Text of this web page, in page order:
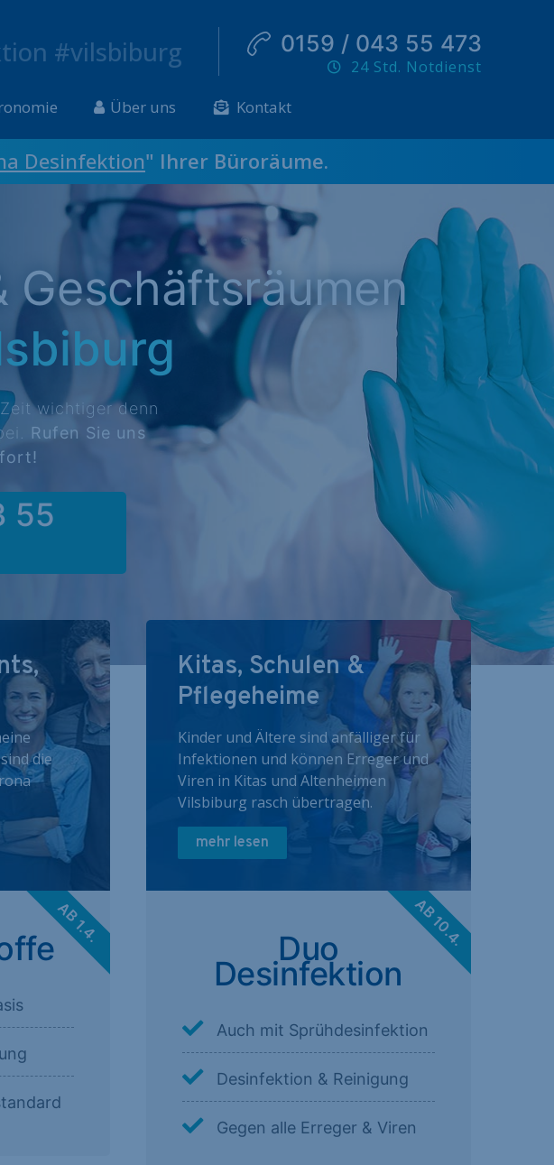
#vilsbiburg 0159 / 043 55 473
24 Std. Notdienst
Über uns Kontakt
Desinfektion" Ihrer Büroräume.
Geschäftsräumen
wichtiger denn
Rufen Sie uns
55
die
AB 1.4.
Kitas, Schulen &
Pflegeheime
Kinder und Ältere sind anfälliger für
Infektionen und können Erreger und
Viren in Kitas und Altenheimen
Vilsbiburg rasch übertragen.
mehr lesen
Duo
Desinfektion
Auch mit Sprühdesinfektion
Desinfektion & Reinigung
Gegen alle Erreger & Viren
AB 10.4.